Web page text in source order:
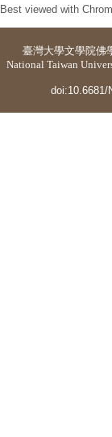
Best viewed with
臺灣大學文學院佛
National Taiwan
doi:10.6681/